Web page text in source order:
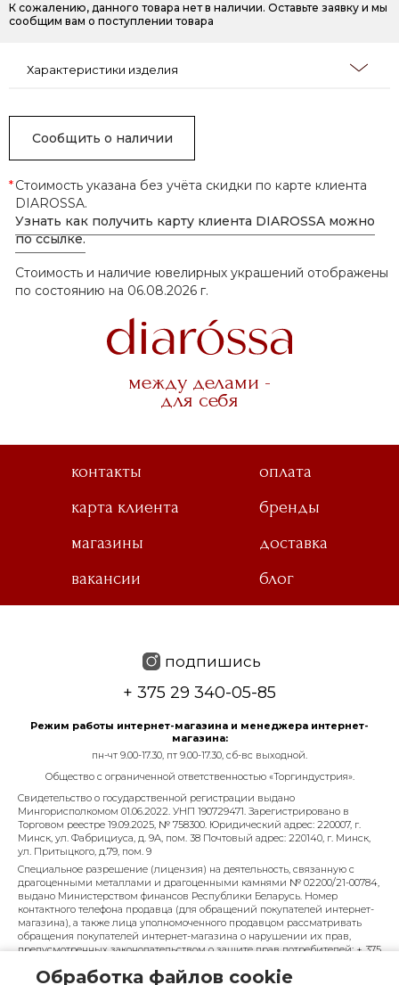
К сожалению, данного товара нет в наличии. Оставьте заявку и мы
сообщим вам о поступлении товара
Характеристики изделия
Сообщить о наличии
*Стоимость указана без учёта скидки по карте клиента
DIAROSSA.
Узнать как получить карту клиента DIAROSSA можно
по ссылке.
Стоимость и наличие ювелирных украшений отображены
по состоянию на 06.08.2026 г.
между делами -
для себя
контакты
оплата
карта клиента
бренды
магазины
доставка
вакансии
блог
подпишись
+ 375 29 340-05-85
Режим работы интернет-магазина и менеджера интернет-
магазина:
пн-чт 9.00-17.30, пт 9.00-17.30, сб-вс выходной.
Общество с ограниченной ответственностью «Торгиндустрия».
Свидетельство о государственной регистрации выдано
Мингорисполкомом 01.06.2022. УНП 190729471. Зарегистрировано в
Торговом реестре 19.09.2025, № 758300. Юридический адрес: 220007, г.
Минск, ул. Фабрициуса, д. 9А, пом. 38 Почтовый адрес: 220140, г. Минск,
ул. Притыцкого, д.79, пом. 9
Специальное разрешение (лицензия) на деятельность, связанную с
драгоценными металлами и драгоценными камнями № 02200/21-00784,
выдано Министерством финансов Республики Беларусь. Номер
контактного телефона продавца (для обращений покупателей интернет-
магазина), а также лица уполномоченного продавцом рассматривать
обращения покупателей интернет-магазина о нарушении их прав,
предусмотренных законодательством о защите прав потребителей: + 375
управления по работе с обращениями граждан и юридических лиц
Обработка файлов cookie